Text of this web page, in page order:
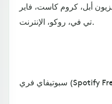
أبل، كروم كاست، فاير
تي في، روكو، الإنترنت.